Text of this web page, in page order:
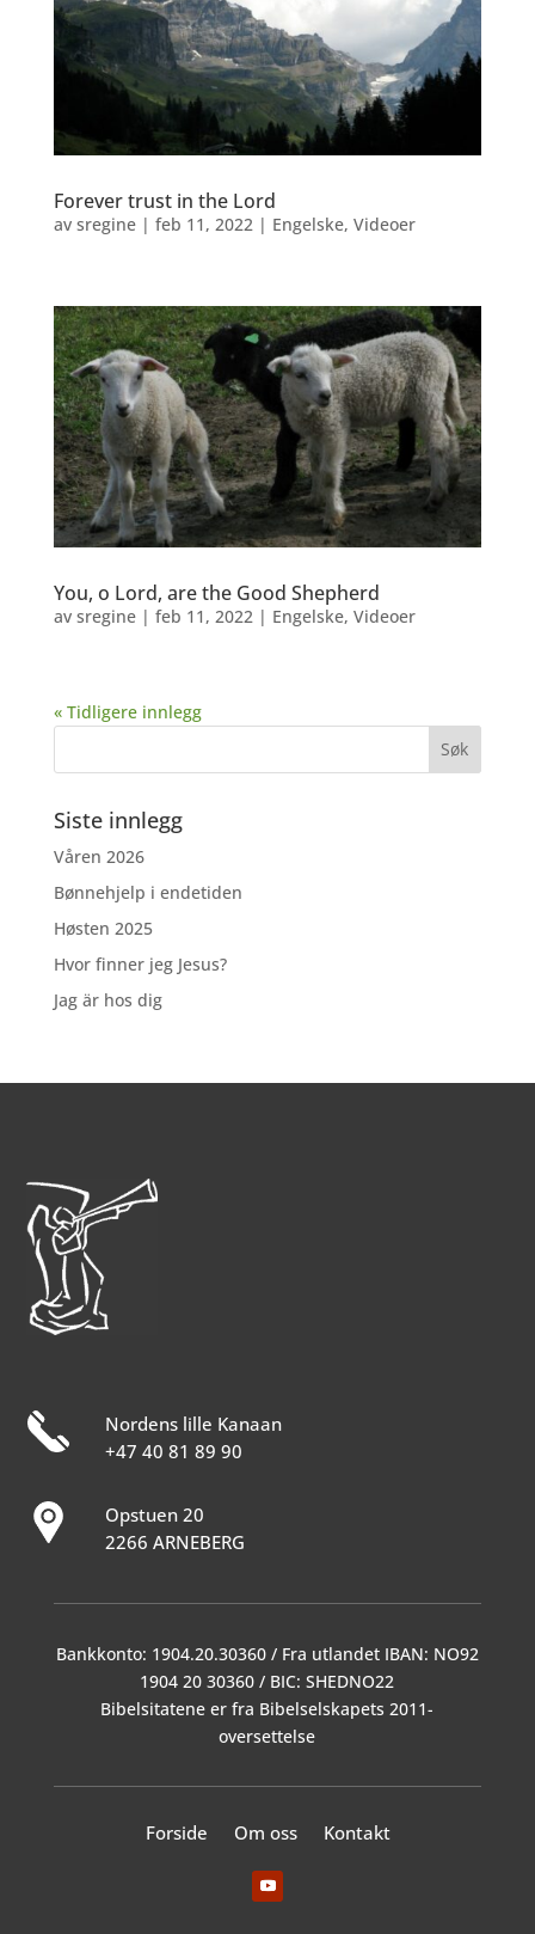
Forever trust in the Lord
av sregine| feb 11, 2022| Engelske, Videoer
You, o Lord, are the Good Shepherd
av sregine| feb 11, 2022 | Engelske, Videoer
« Tidligere innlegg
Siste innlegg
Våren 2026
Bønnehjelp i endetiden
Høsten 2025
Hvor finner jeg Jesus?
Jag är hos dig
Nordens lille Kanaan
+47 40 81 89 90
Opstuen 20
2266 ARNEBERG
Bankkonto: 1904.20.30360 / Fra utlandet IBAN: NO92
1904 20 30360 / BIC: SHEDNO22
Bibelsitatene er fra Bibelselskapets 2011-
oversettelse
Forside Om oss Kontakt